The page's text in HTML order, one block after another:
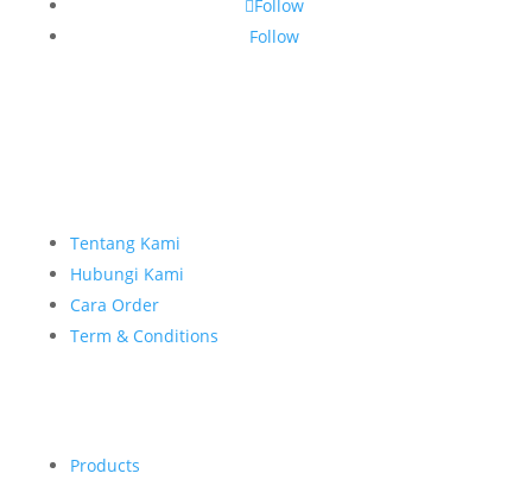
Follow
Follow
Tentang Kami
Hubungi Kami
Cara Order
Term & Conditions
Products